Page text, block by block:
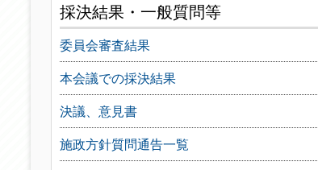
採決結果・一般質問等
委員会審査結果
本会議での採決結果
決議、意見書
施政方針質問通告一覧